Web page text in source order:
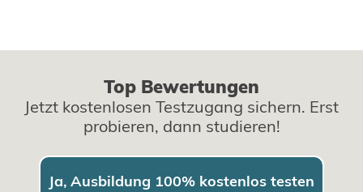
Top Bewertungen
Jetzt kostenlosen Testzugang sichern. Erst
probieren, dann studieren!
Ja, Ausbildung 100% kostenlos testen